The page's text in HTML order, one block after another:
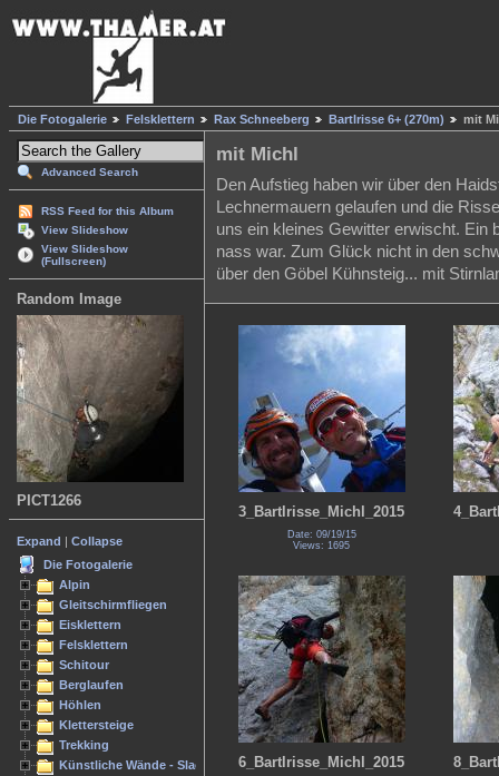
Die Fotogalerie Felsklettern Rax Schneeberg Bartlrisse 6+ (270m) mit
Advanced Search
RSS Feed for this Album
View Slideshow
View Slideshow
(Fullscreen)
Random Image
PICT1266
Expand
Collapse
Die Fotogalerie
Alpin
Gleitschirmfliegen
Eisklettern
Felsklettern
Schitour
Berglaufen
Höhlen
Klettersteige
Trekking
Künstliche Wände - Slacken
mit Michl
Den Aufstieg haben wir über den
Lechnermauern gelaufen und die
uns ein kleines Gewitter erwischt. Ein
nass war. Zum Glück nicht in den
über den Göbel Kühnsteig... mit
3_Bartlrisse_Michl_2015
Date: 09/19/15
Views: 1695
6_Bartlrisse_Michl_2015